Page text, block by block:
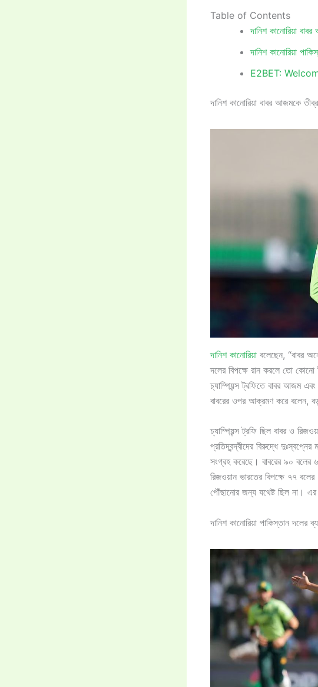
Table of Contents
দানিশ কানোরিয়া
দানিশ কানোরিয়া
E2BET:
দানিশ কানোরিয়া বাবর আজমকে
দানিশ কানোরিয়া বলেছেন, “বাবর
দলের বিপক্ষে রান করলে তো কোনো
চ্যাম্পিয়ন্স ট্রফিতে বাবর আজম
বাবরের ওপর আক্রমণ করে বলেন, বড়
চ্যাম্পিয়ন্স ট্রফি ছিল বাবর ও
প্রতিদ্বন্দ্বীদের বিরুদ্ধে
সংগ্রহ করেছে। বাবরের ৯০ বলের
রিজওয়ান ভারতের বিপক্ষে ৭৭
পৌঁছানোর জন্য যথেষ্ট ছিল না। এর
দানিশ কানোরিয়া পাকিস্তান দলের